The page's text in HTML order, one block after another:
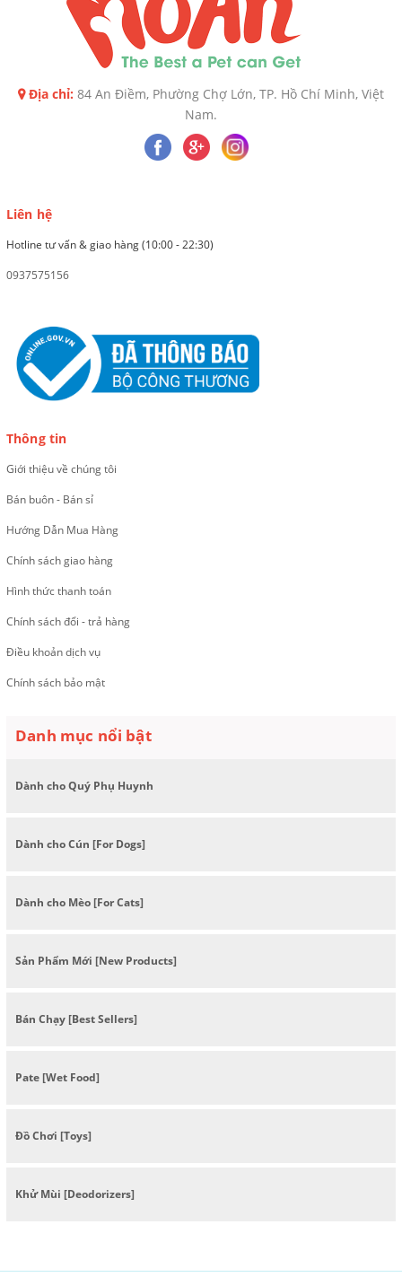
Địa chỉ: 84 An Điềm, Phường Chợ Lớn, TP. Hồ Chí Minh, Việt
Nam.
Liên hệ
Hotline tư vấn & giao hàng (10:00 - 22:30)
0937575156
Thông tin
Giới thiệu về chúng tôi
Bán buôn - Bán sỉ
Hướng Dẫn Mua Hàng
Chính sách giao hàng
Hình thức thanh toán
Chính sách đổi - trả hàng
Điều khoản dịch vụ
Chính sách bảo mật
Danh mục nổi bật
Dành cho Quý Phụ Huynh
Dành cho Cún [For Dogs]
Dành cho Mèo [For Cats]
Sản Phẩm Mới [New Products]
Bán Chạy [Best Sellers]
Pate [Wet Food]
Đồ Chơi [Toys]
Khử Mùi [Deodorizers]